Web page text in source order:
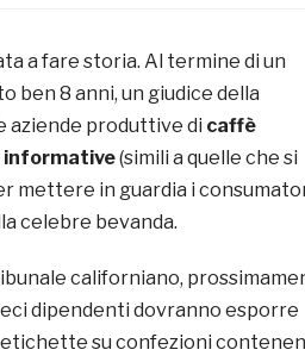
a fare storia. Al termine di un
ben 8 anni, un giudice della
aziende produttive di caffè
(simili a quelle che si
mettere in guardia i
celebre bevanda.
californiano,
dipendenti dovranno esporre
su confezioni